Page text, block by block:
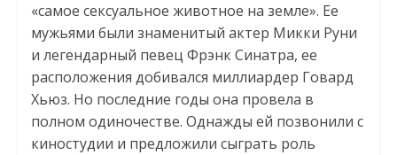
«самое сексуальное животное на земле». Ее
мужьями были знаменитый актер Микки Руни
и легендарный певец Фрэнк Синатра, ее
расположения добивался миллиардер Говард
Хьюз. Но последние годы она провела в
полном одиночестве. Однажды ей позвонили с
киностудии и предложили сыграть роль